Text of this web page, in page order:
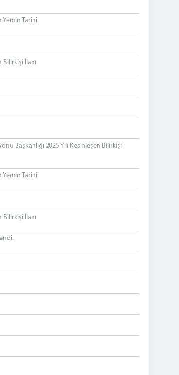
Yemin Tarihi
Bilirkişi İlanı
Başkanlığı 2025 Yılı Kesinleşen Bilirkişi
Yemin Tarihi
Bilirkişi İlanı